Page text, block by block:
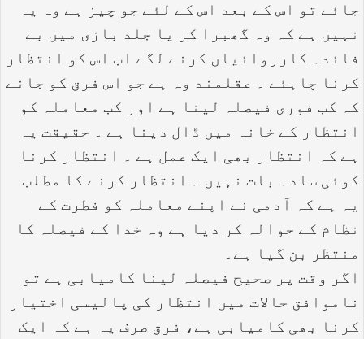
جائے تو اس کے بعد اس کے لئے جو چیز ہے وہ یہ
نہیں ہے کہ وہ گھبرا کر یا جلد بازی میں بے
فائدہ کارروائیاں کرنے لگے اب اس کو انتظار
کرنا چاہئے ۔ عقلمند وہ ہے جو اس فرق کو جانے
کہ کب فوری فیصلہ لینا ہے اور کب معاملہ کو
انتظار کے خانہ میں ڈال دینا ہے ۔ حقیقت یہ
ہے کہ انتظار بھی ایک عمل ہے ۔ انتظار کرنا
کوئی سادہ بات نہیں ۔ انتظار کرنے کا مطلب
یہ ہے کہ آدمی نے اپنے معاملہ کو فطرت کے
نظام کے حوالہ کر دیا ہے وہ خدا کے فیصلہ کا
منتظر بن گیا ہے۔
اگر وقت پر صحیح فیصلہ لینا کامیابی ہے تو
ناموافق حالات میں انتظار کی پالیسی اختیار
کرنا بھی کامیابی ہے، فرق صرف یہ ہے کہ ایک